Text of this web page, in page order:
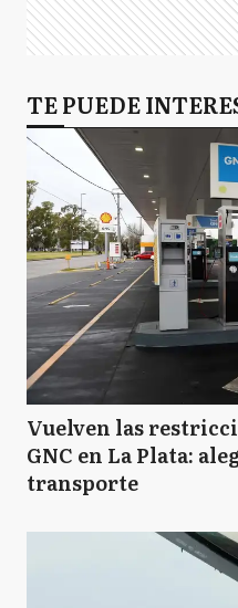
TE PUEDE
Vuelven las
GNC en La Plata:
transporte